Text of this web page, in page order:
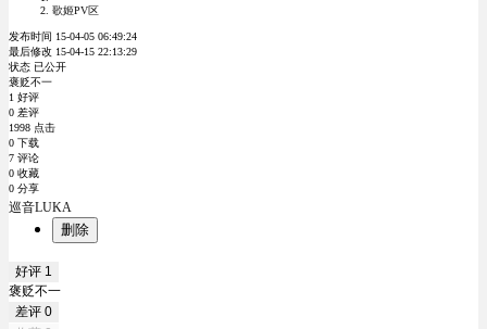
歌姬PV区
发布时间 15-04-05 06:49:24
最后修改 15-04-15 22:13:29
状态 已公开
褒贬不一
1 好评
0 差评
1998 点击
0 下载
7 评论
0 收藏
0 分享
巡音LUKA
删除
好评 1
褒贬不一
差评 0